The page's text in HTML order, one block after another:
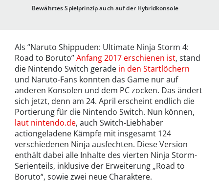
Bewährtes Spielprinzip auch auf der Hybridkonsole
Als “Naruto Shippuden: Ultimate Ninja Storm 4:
Road to Boruto”Anfang 2017 erschienen ist, stand
die Nintendo Switch gerade in den Startlöchern
und Naruto-Fans konnten das Game nur auf
anderen Konsolen und dem PC zocken. Das ändert
sich jetzt, denn am 24. April erscheint endlich die
Portierung für die Nintendo Switch. Nun können,
laut nintendo.de, auch Switch-Liebhaber
actiongeladene Kämpfe mit insgesamt 124
verschiedenen Ninja ausfechten. Diese Version
enthält dabei alle Inhalte des vierten Ninja Storm-
Serienteils, inklusive der Erweiterung „Road to
Boruto“, sowie zwei neue Charaktere.